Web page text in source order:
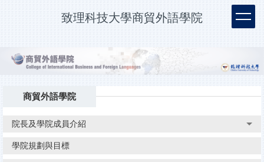
內
致理科技大學商貿外語學院
商貿外語學院
院長及學院成員介紹
學院規劃與目標